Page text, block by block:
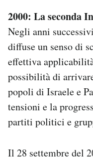
2000: La seconda
Negli anni
diffuse un senso di
effettiva
possibilità di
popoli di Israele e
tensioni e la
partiti politici e
Il 28 settembre del